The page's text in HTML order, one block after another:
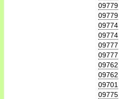
09779
09779
09774
09774
09777
09777
09762
09762
09701
09775